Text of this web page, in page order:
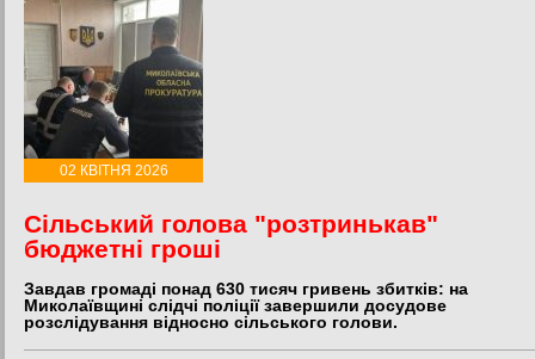
02 КВІТНЯ 2026
Сільський голова "розтринькав"
бюджетні гроші
Завдав громаді понад 630 тисяч гривень збитків: на
Миколаївщині слідчі поліції завершили досудове
розслідування відносно сільського голови.